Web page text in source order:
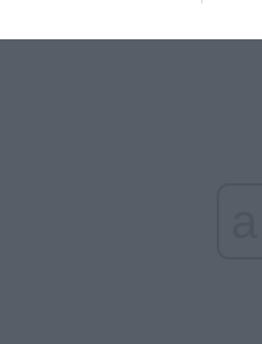
że po raz kolejny pokazuje to